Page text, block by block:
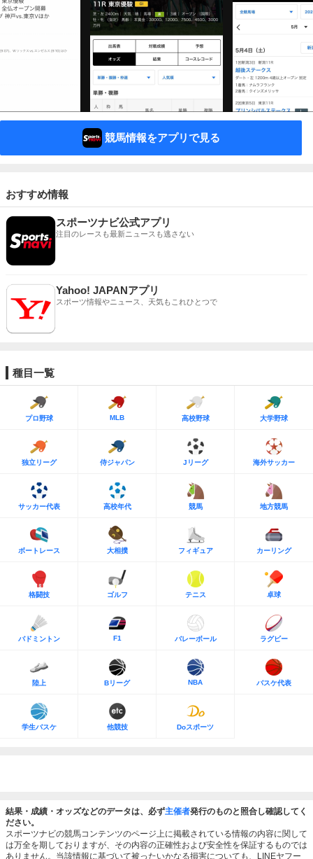
競馬情報をアプリで見る
おすすめ情報
スポーツナビ公式アプリ
注目のレースも最新ニュースも逃さない
Yahoo! JAPANアプリ
スポーツ情報やニュース、天気もこれひとつで
種目一覧
プロ野球 MLB 高校野球 大学野球
独立リーグ 侍ジャパン Jリーグ 海外サッカー
サッカー代表 高校年代 競馬 地方競馬
ボートレース 大相撲 フィギュア カーリング
格闘技 ゴルフ テニス 卓球
バドミントン F1 バレーボール ラグビー
陸上 Bリーグ NBA バスケ代表
学生バスケ 他競技 Doスポーツ
結果・成績・オッズなどのデータは、必ず主催者発行のものと照合し確認してく
ださい。
スポーツナビの競馬コンテンツのページ上に掲載されている情報の内容に関して
は万全を期しておりますが、その内容の正確性および安全性を保証するものでは
ありません。当該情報に基づいて被ったいかなる損害についても、LINEヤフー